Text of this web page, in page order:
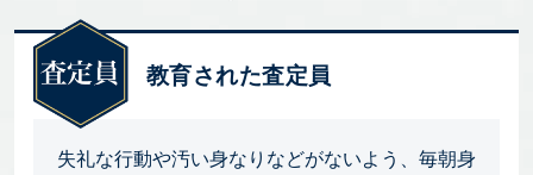
教育された査定員
失礼な行動や汚い身なりなどがないよう、毎朝身